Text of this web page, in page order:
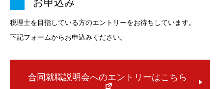
税理士を目指している方のエントリーをお待ちしています。
下記フォームからお申込みください。
合同就職説明会へのエントリーはこちら